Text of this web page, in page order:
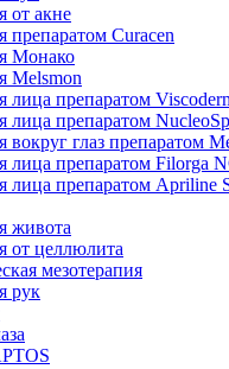
от акне
препаратом Curacen
Монако
Melsmon
лица препаратом
лица препаратом
вокруг глаз препаратом
лица препаратом Filorga
лица препаратом Apriline
живота
от целлюлита
мезотерапия
рук